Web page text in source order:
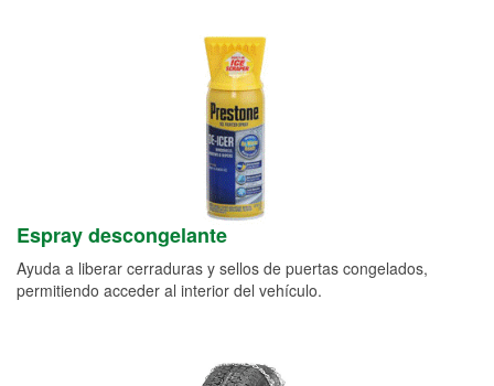
Espray descongelante
Ayuda a liberar cerraduras y sellos de puertas congelados,
permitiendo acceder al interior del vehículo.